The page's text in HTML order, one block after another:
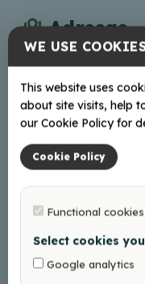
Adresas
Stabļovas iela 1,
Braukt
Kontaktai
Internete
Facebook
WE USE
This website uses
about site visits, help
our Cookie Policy for
Cookie Policy
Functional cookies
Select cookies
Google analytics